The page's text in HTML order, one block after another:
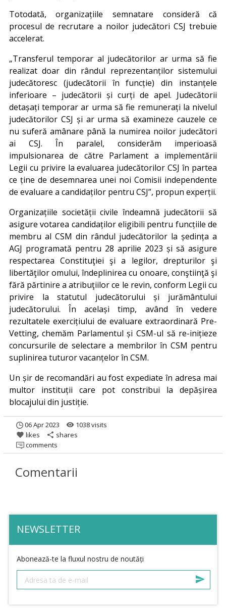
Totodată, organizațiile semnatare consideră că
procesul de recrutare a noilor judecători CSJ trebuie
accelerat.
„Transferul temporar al judecătorilor ar urma să fie
realizat doar din rândul reprezentanților sistemului
judecătoresc (judecătorii în funcție) din instanțele
inferioare – judecătorii și curți de apel. Judecătorii
detașați temporar ar urma să fie remunerați la nivelul
judecătorilor CSJ și ar urma să examineze cauzele ce
nu suferă amânare până la numirea noilor judecători
ai CSJ. În paralel, considerăm imperioasă
impulsionarea de către Parlament a implementării
Legii cu privire la evaluarea judecătorilor CSJ în partea
ce ține de desemnarea unei noi Comisii independente
de evaluare a candidaților pentru CSJ”, propun experții.
Organizațiile societății civile îndeamnă judecătorii să
asigure votarea candidaților eligibili pentru funcțiile de
membru al CSM din rândul judecătorilor la ședința a
AGJ programată pentru 28 aprilie 2023 și să asigure
respectarea Constituţiei şi a legilor, drepturilor şi
libertăţilor omului, îndeplinirea cu onoare, conştiinţă şi
fără părtinire a atribuţiilor ce le revin, conform Legii cu
privire la statutul judecătorului și jurământului
judecătorului. În același timp, având în vedere
rezultatele exercițiului de evaluare extraordinară Pre-
Vetting, chemăm Parlamentul și CSM-ul să re-inițieze
concursurile de selectare a membrilor în CSM pentru
suplinirea tuturor vacanțelor în CSM.
Un șir de recomandări au fost expediate în adresa mai
multor instituții care pot constribui la depășirea
blocajului din justiție.
06 Apr 2023 remove_red_eye 1038 visits
favorite likes share shares
comments
Comentarii
NEWSLETTER
Abonează-te la fluxul nostru de noutăți